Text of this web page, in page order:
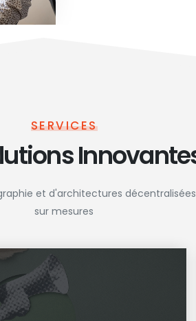
SERVICES
et d'architectures
sur mesures